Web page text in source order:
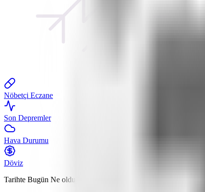
Nöbetçi Eczane
Son Depremler
Hava Durumu
Döviz
Tarihte Bugün Ne oldu?